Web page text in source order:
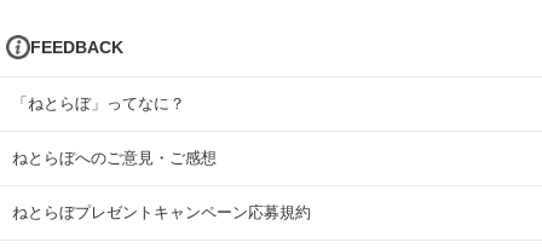
FEEDBACK
「ねとらぼ」ってなに？
ねとらぼへのご意見・ご感想
ねとらぼプレゼントキャンペーン応募規約